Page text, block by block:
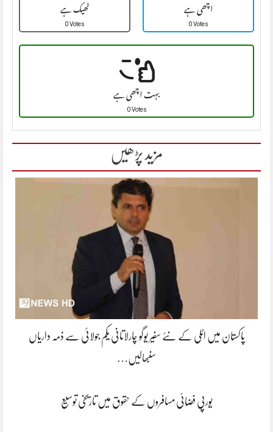
ٹھیک ہے
0 Votes اچھی ہے
0 Votes
بہت اچھی ہے
0 Votes
مزید پڑھیں
پاکستان میں اٹلی کے نئے سفیر یوگو چارلاتانی یکم جولائی سے ذمہ داریاں
سنبھالیں…
یورپی فضائی مسافروں کے حقوق میں تاریخی توسیع